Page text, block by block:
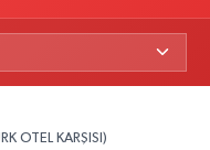
OTEL KARŞISI)